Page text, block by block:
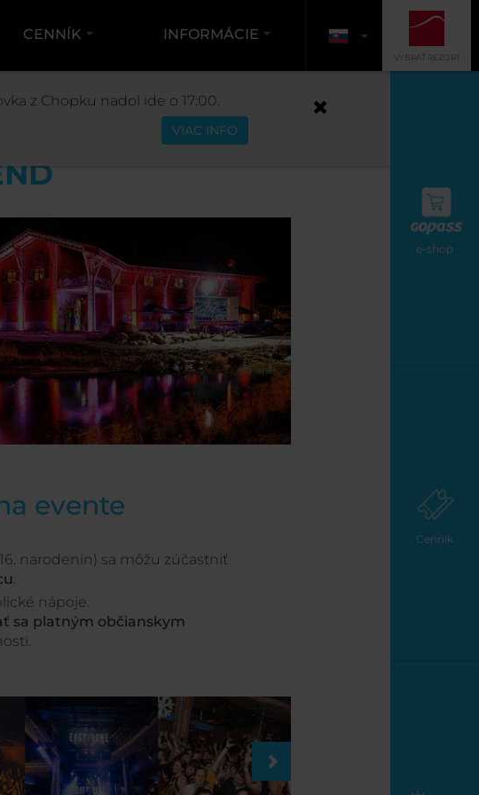
e-shop
Cenník
CENNÍK INFORMÁCIE
VYBRAŤ REZORT
evente
narodenín) sa môžu zúčastniť
.
nápoje.
sa platným občianskym
z Chopku nadol ide o 17:00.
VIAC INFO